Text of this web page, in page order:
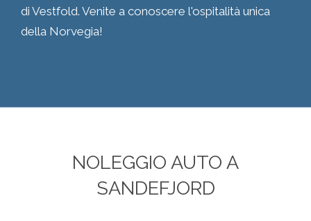
di Vestfold. Venite a conoscere l'ospitalità unica
della Norvegia!
NOLEGGIO AUTO A
SANDEFJORD